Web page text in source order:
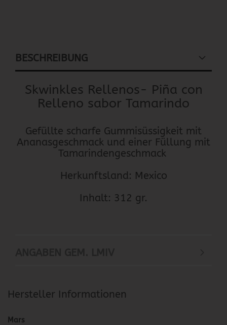
BESCHREIBUNG
Skwinkles Rellenos- Piña con
Relleno sabor Tamarindo
Gefüllte scharfe Gummisüssigkeit mit
Ananasgeschmack und einer Füllung mit
Tamarindengeschmack
Herkunftsland: Mexico
Inhalt: 312 gr.
Hersteller Informationen
Mars